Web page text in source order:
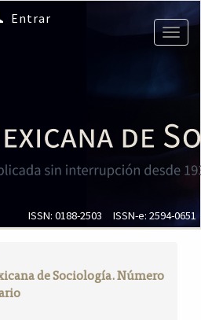
Entrar
ISSN: 0188-2503 ISSN-e: 2594-0651
de Sociología. Número